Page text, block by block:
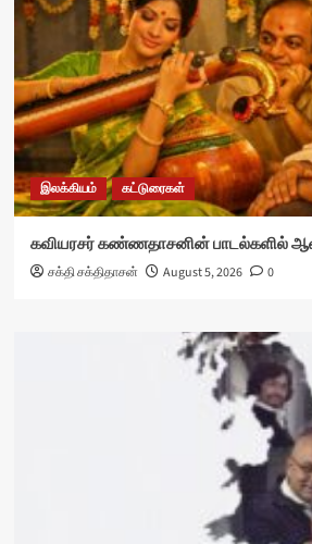
இலக்கியம் கட்டுரைகள்
கவியரசர் கண்ணதாசனின் பாடல்களில்
சக்தி சக்திதாசன் August 5, 2026 0